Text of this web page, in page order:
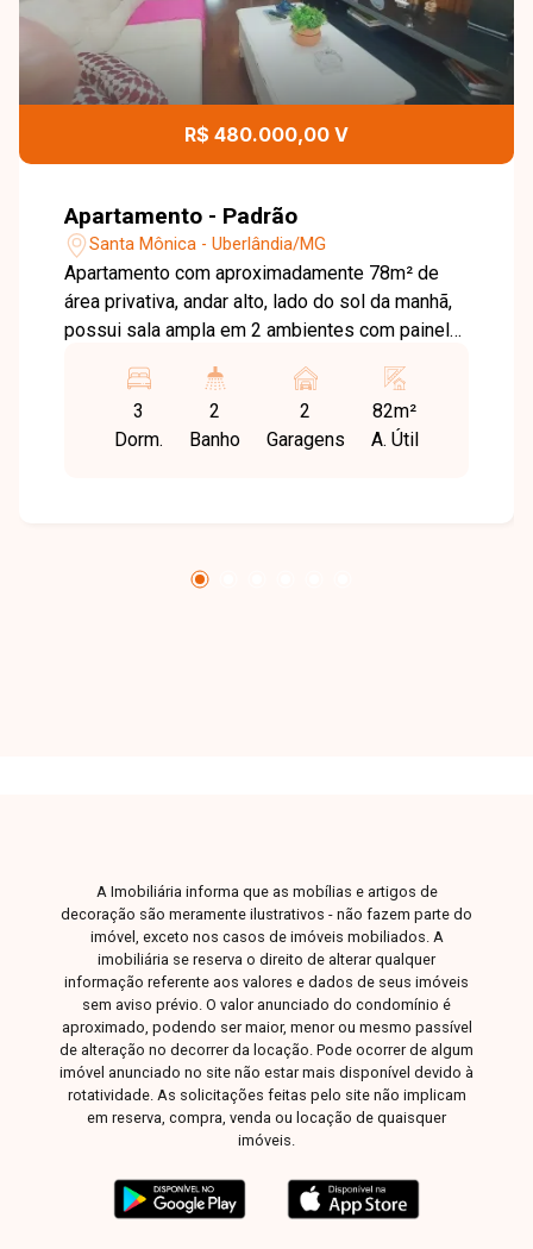
R$ 480.000,00 V
Apartamento - Padrão
Santa Mônica - Uberlândia/MG
Apartamento com aproximadamente 78m² de
área privativa, andar alto, lado do sol da manhã,
possui sala ampla em 2 ambientes com painel
na sala de jantar, 3 quartos com armários sendo
1 suíte, banheiro social com box em blindex,
cozinha planejada com armários de primeira
comercial de segunda a sexta.
3
Dorm.
2
Banho
2
Garagens
82m²
A. Útil
A Imobiliária informa que as mobílias e artigos de
decoração são meramente ilustrativos - não fazem parte do
imóvel, exceto nos casos de imóveis mobiliados. A
imobiliária se reserva o direito de alterar qualquer
informação referente aos valores e dados de seus imóveis
sem aviso prévio. O valor anunciado do condomínio é
aproximado, podendo ser maior, menor ou mesmo passível
de alteração no decorrer da locação. Pode ocorrer de algum
imóvel anunciado no site não estar mais disponível devido à
rotatividade. As solicitações feitas pelo site não implicam
em reserva, compra, venda ou locação de quaisquer
imóveis.